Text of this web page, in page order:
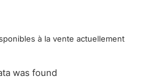
à la vente actuellement
was found